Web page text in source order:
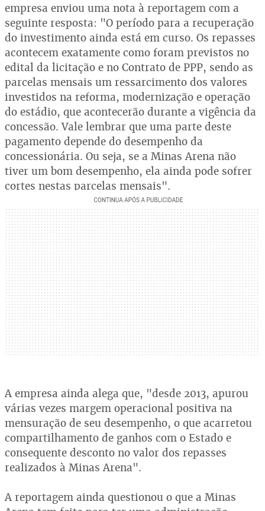
empresa enviou uma nota à reportagem com a
seguinte resposta: "O período para a recuperação
do investimento ainda está em curso. Os repasses
acontecem exatamente como foram previstos no
edital da licitação e no Contrato de PPP, sendo as
parcelas mensais um ressarcimento dos valores
investidos na reforma, modernização e operação
do estádio, que acontecerão durante a vigência da
concessão. Vale lembrar que uma parte deste
pagamento depende do desempenho da
concessionária. Ou seja, se a Minas Arena não
tiver um bom desempenho, ela ainda pode sofrer
cortes nestas parcelas mensais".
A empresa ainda alega que, "desde 2013, apurou
várias vezes margem operacional positiva na
mensuração de seu desempenho, o que acarretou
compartilhamento de ganhos com o Estado e
consequente desconto no valor dos repasses
realizados à Minas Arena".
A reportagem ainda questionou o que a Minas